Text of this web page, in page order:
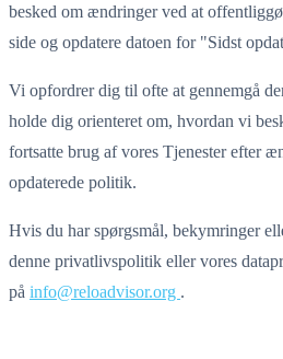
besked om ændringer ved at
side og opdatere datoen for "Sidst
Vi opfordrer dig til ofte at gennemgå
holde dig orienteret om, hvordan vi
fortsatte brug af vores Tjenester efter
opdaterede politik.
Hvis du har spørgsmål, bekymringer
denne privatlivspolitik eller vores
på info@reloadvisor.org .